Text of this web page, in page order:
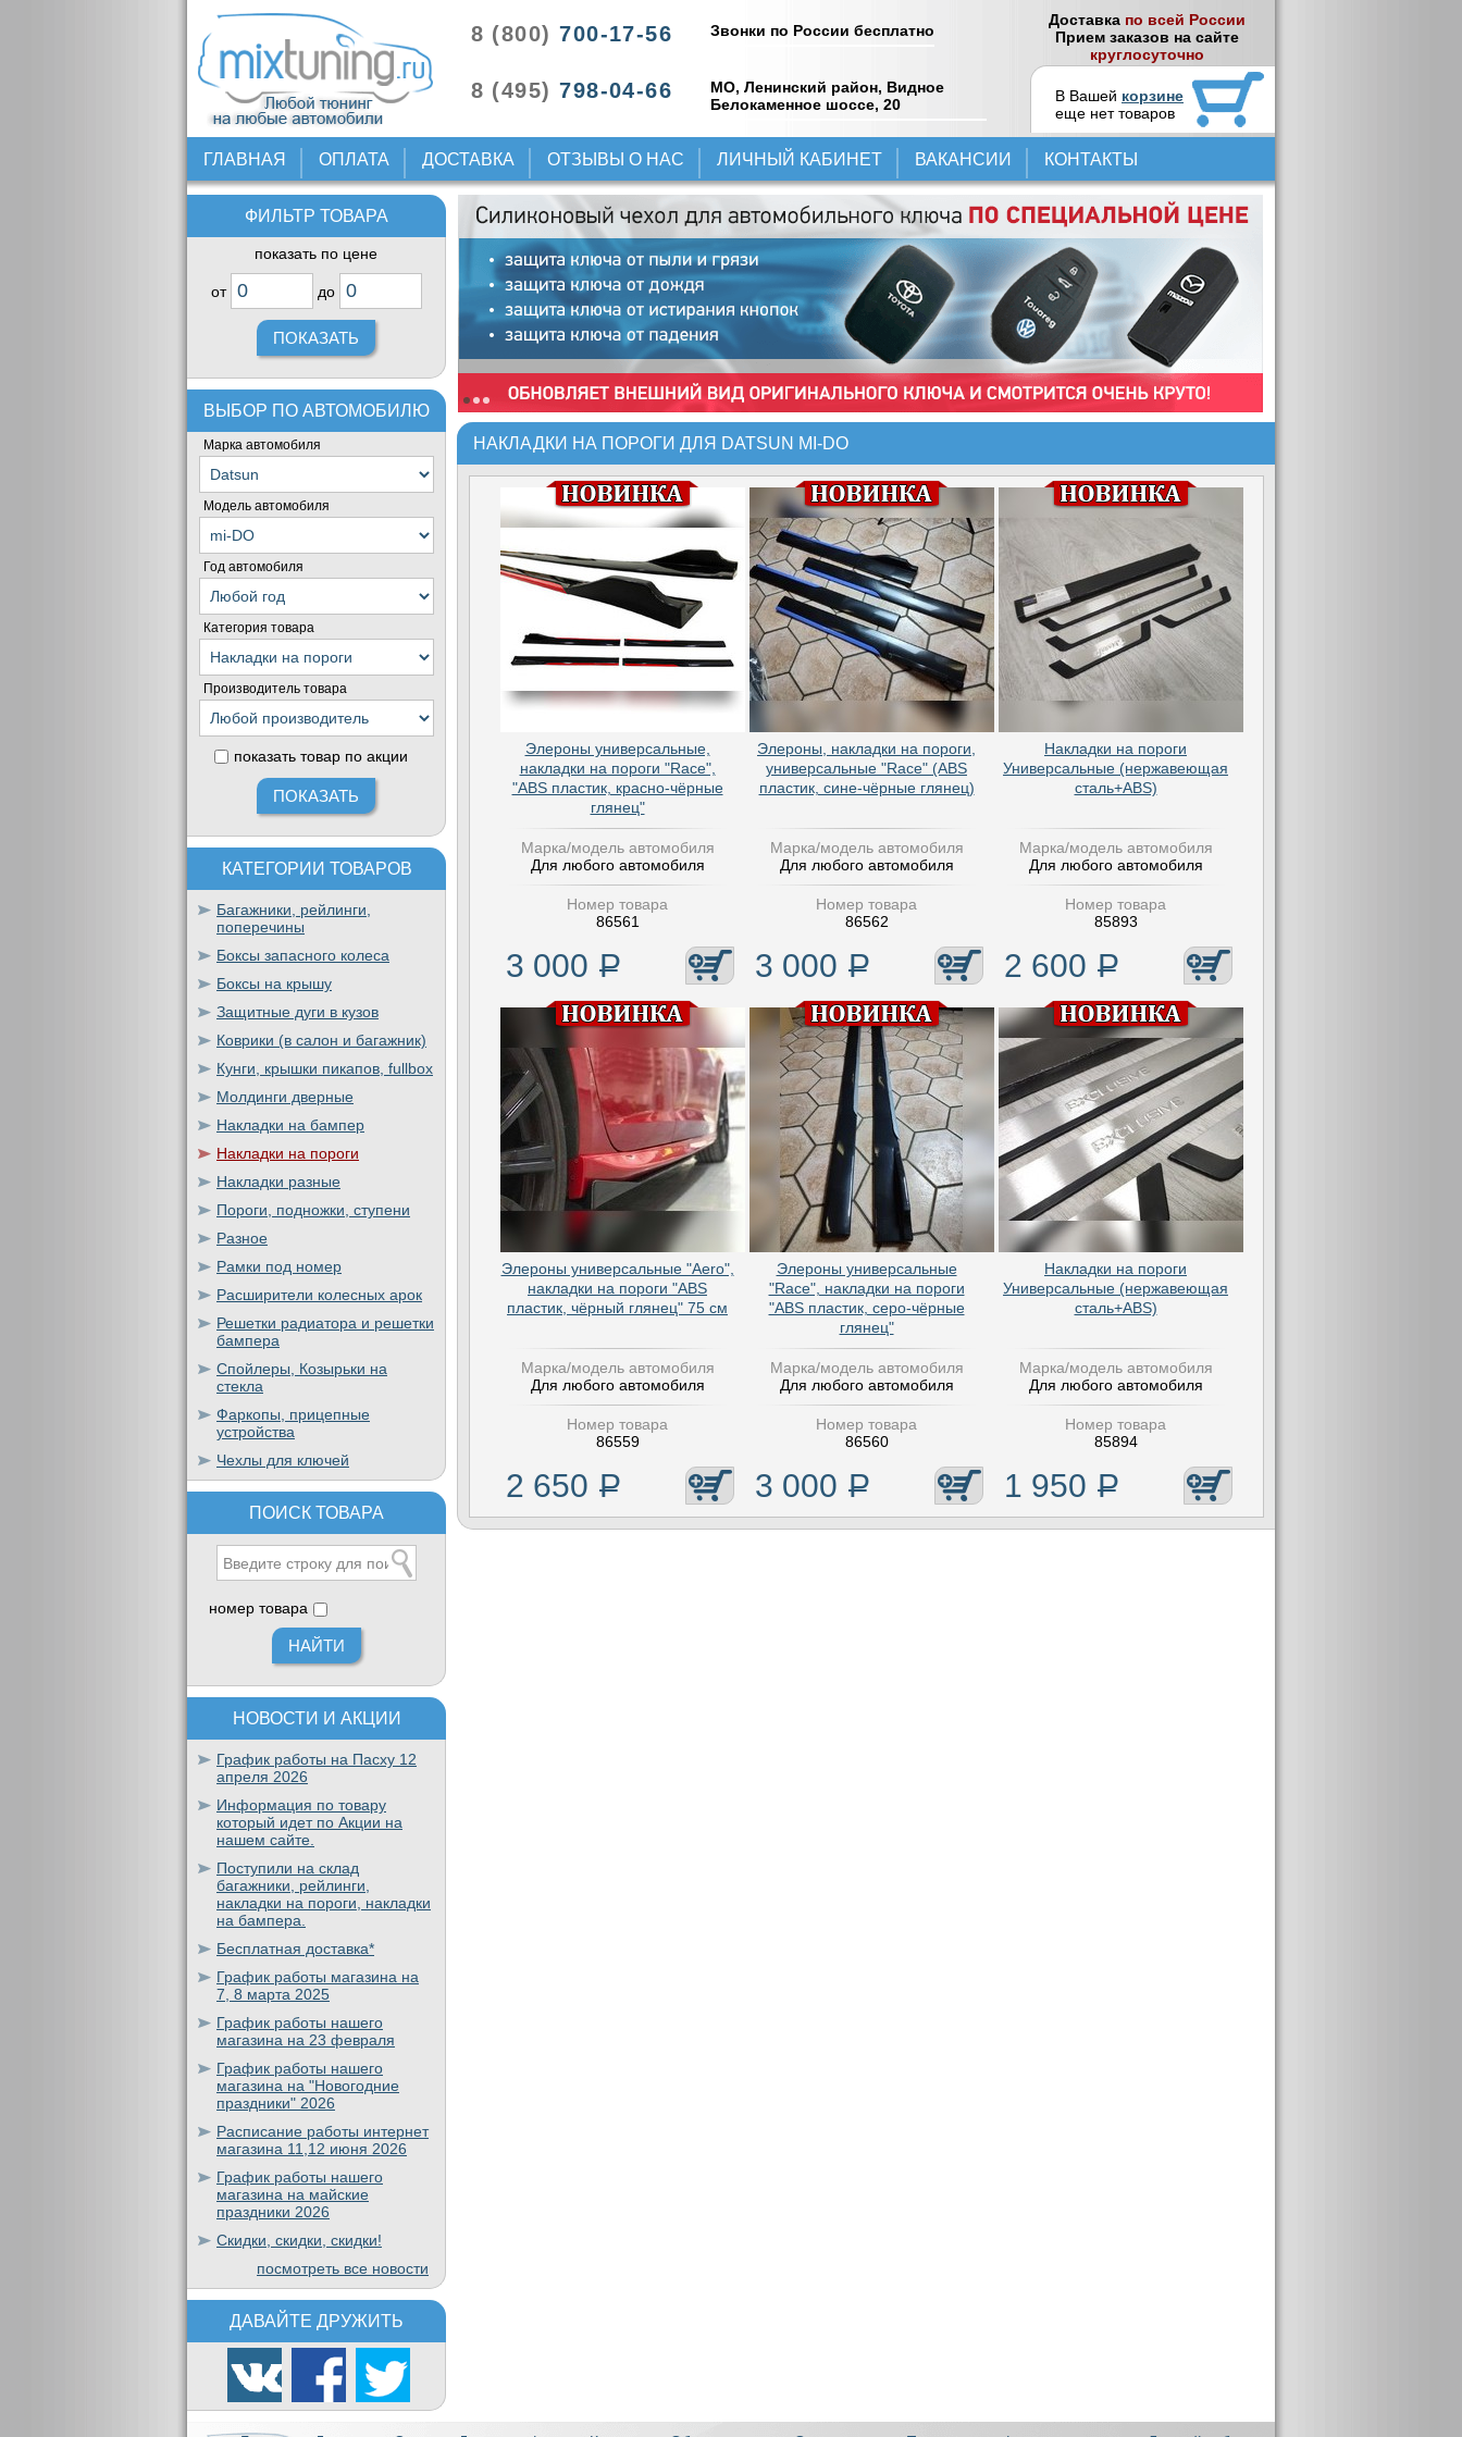
8 (800) 700-17-56
8 (495) 798-04-66
Звонки по России бесплатно
МО, Ленинский район, Видное
Белокаменное шоссе, 20
Доставка по всей России
Прием заказов на сайте
круглосуточно
В Вашей корзине
еще нет товаров
ГЛАВНАЯ ОПЛАТА ДОСТАВКА ОТЗЫВЫ О НАС ЛИЧНЫЙ КАБИНЕТ ВАКАНСИИ КОНТАКТЫ
ФИЛЬТР ТОВАРА
показать по цене
от до
ВЫБОР ПО АВТОМОБИЛЮ
Марка автомобиля
Модель автомобиля
Год автомобиля
Категория товара
Производитель товара
показать товар по акции
КАТЕГОРИИ ТОВАРОВ
Багажники, рейлинги,
поперечины
Боксы запасного колеса
Боксы на крышу
Защитные дуги в кузов
Коврики (в салон и багажник)
Кунги, крышки пикапов, fullbox
Молдинги дверные
Накладки на бампер
Накладки на пороги
Накладки разные
Пороги, подножки, ступени
Разное
Рамки под номер
Расширители колесных арок
Решетки радиатора и решетки
бампера
Спойлеры, Козырьки на
стекла
Фаркопы, прицепные
устройства
Чехлы для ключей
ПОИСК ТОВАРА
номер товара
НОВОСТИ И АКЦИИ
График работы на Пасху 12
апреля 2026
Информация по товару
который идет по Акции на
нашем сайте.
Поступили на склад
багажники, рейлинги,
накладки на пороги, накладки
на бампера.
Бесплатная доставка*
График работы магазина на
7, 8 марта 2025
График работы нашего
магазина на 23 февраля
График работы нашего
магазина на "Новогодние
праздники" 2026
Расписание работы интернет
магазина 11,12 июня 2026
График работы нашего
магазина на майские
праздники 2026
Скидки, скидки, скидки!
посмотреть все новости
ДАВАЙТЕ ДРУЖИТЬ
НАКЛАДКИ НА ПОРОГИ ДЛЯ DATSUN MI-DO
Элероны универсальные,
накладки на пороги "Race",
"ABS пластик, красно-чёрные
глянец"
Марка/модель автомобиля
Для любого автомобиля
Номер товара
86561
3 000 Р
Элероны, накладки на пороги,
универсальные "Race" (ABS
пластик, сине-чёрные глянец)
Марка/модель автомобиля
Для любого автомобиля
Номер товара
86562
3 000 Р
Накладки на пороги
Универсальные (нержавеющая
сталь+ABS)
Марка/модель автомобиля
Для любого автомобиля
Номер товара
85893
2 600 Р
Элероны универсальные "Aero",
накладки на пороги "ABS
пластик, чёрный глянец" 75 см
Марка/модель автомобиля
Для любого автомобиля
Номер товара
86559
2 650 Р
Элероны универсальные
"Race", накладки на пороги
"ABS пластик, серо-чёрные
глянец"
Марка/модель автомобиля
Для любого автомобиля
Номер товара
86560
3 000 Р
Накладки на пороги
Универсальные (нержавеющая
сталь+ABS)
Марка/модель автомобиля
Для любого автомобиля
Номер товара
85894
1 950 Р